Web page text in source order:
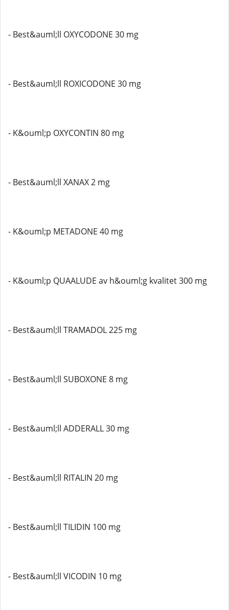
- Best&auml;ll OXYCODONE 30 mg
- Best&auml;ll ROXICODONE 30 mg
- K&ouml;p OXYCONTIN 80 mg
- Best&auml;ll XANAX 2 mg
- K&ouml;p METADONE 40 mg
- K&ouml;p QUAALUDE av h&ouml;g kvalitet 300 mg
- Best&auml;ll TRAMADOL 225 mg
- Best&auml;ll SUBOXONE 8 mg
- Best&auml;ll ADDERALL 30 mg
- Best&auml;ll RITALIN 20 mg
- Best&auml;ll TILIDIN 100 mg
- Best&auml;ll VICODIN 10 mg